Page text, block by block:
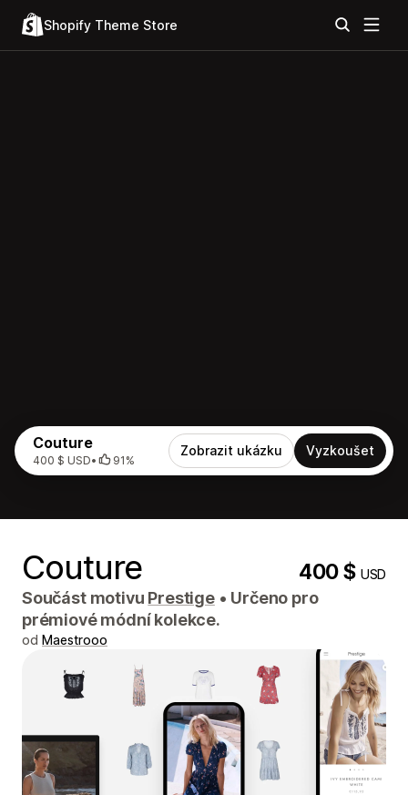
Shopify Theme Store
Couture
400 $ USD• 91%
Zobrazit ukázku Vyzkoušet
Couture 400 $USD
Součást motivu Prestige • Určeno pro
prémiové módní kolekce.
od Maestrooo